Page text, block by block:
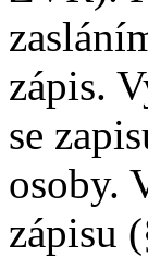
zápis.
se
osoby.
zápisu